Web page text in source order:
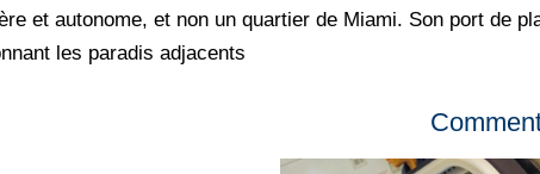
et autonome, et non un quartier de Miami. Son port de
les paradis adjacents